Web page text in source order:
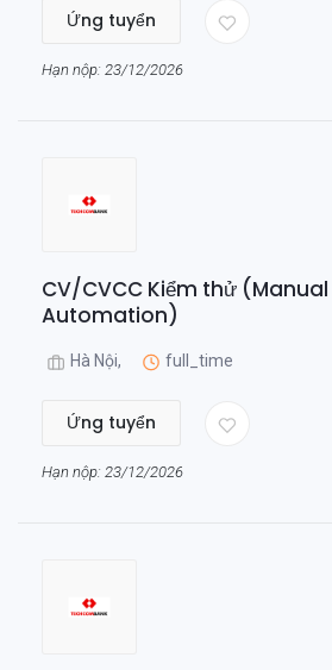
Ứng tuyển
Hạn nộp: 23/12/2026
CV/CVCC Kiểm thử
Automation)
Hà Nội, full_time
Ứng tuyển
Hạn nộp: 23/12/2026